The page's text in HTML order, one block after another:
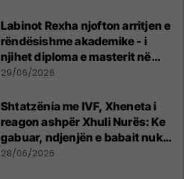
Labinot Rexha njofton arritjen e
rëndësishme akademike - i
njihet diploma e masterit në
Psikologji në Zvicër
29/06/2026
Shtatzënia me IVF, Xheneta i
reagon ashpër Xhuli Nurës: Ke
gabuar, ndjenjën e babait nuk
mund t'ia plotësosh kurrë
28/06/2026